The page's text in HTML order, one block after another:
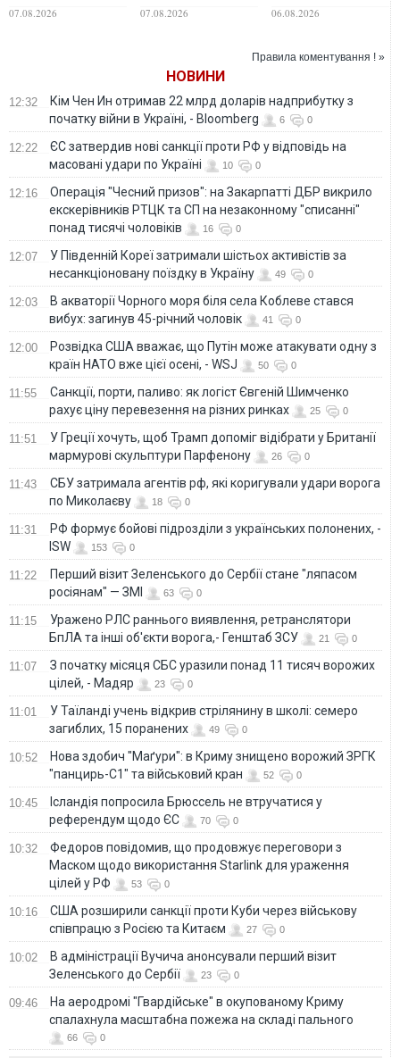
Росією та Китаєм
07.08.2026
перехоплювачі до
07.08.2026
2,5-3 місяці
обстрілів - експерт
06.08.2026
Правила коментування ! »
НОВИНИ
12:32
Кім Чен Ин отримав 22 млрд доларів надприбутку з
початку війни в Україні, - Bloomberg
6 0
12:22
ЄС затвердив нові санкції проти РФ у відповідь на
масовані удари по Україні
10 0
12:16
Операція "Чесний призов": на Закарпатті ДБР викрило
екскерівників РТЦК та СП на незаконному "списанні"
понад тисячі чоловіків
16 0
12:07
У Південній Кореї затримали шістьох активістів за
несанкціоновану поїздку в Україну
49 0
12:03
В акваторії Чорного моря біля села Коблеве стався
вибух: загинув 45-річний чоловік
41 0
12:00
Розвідка США вважає, що Путін може атакувати одну з
країн НАТО вже цієї осені, - WSJ
50 0
11:55
Санкції, порти, паливо: як логіст Євгеній Шимченко
рахує ціну перевезення на різних ринках
25 0
11:51
У Греції хочуть, щоб Трамп допоміг відібрати у Британії
мармурові скульптури Парфенону
26 0
11:43
СБУ затримала агентів рф, які коригували удари ворога
по Миколаєву
18 0
11:31
РФ формує бойові підрозділи з українських полонених, -
ISW
153 0
11:22
Перший візит Зеленського до Сербії стане "ляпасом
росіянам" — ЗМІ
63 0
11:15
Уражено РЛС раннього виявлення, ретранслятори
БпЛА та інші об'єкти ворога,- Генштаб ЗСУ
21 0
11:07
З початку місяця СБС уразили понад 11 тисяч ворожих
цілей, - Мадяр
23 0
11:01
У Таїланді учень відкрив стрілянину в школі: семеро
загиблих, 15 поранених
49 0
10:52
Нова здобич "Маґури": в Криму знищено ворожий ЗРГК
"панцирь-С1" та військовий кран
52 0
10:45
Ісландія попросила Брюссель не втручатися у
референдум щодо ЄС
70 0
10:32
Федоров повідомив, що продовжує переговори з
Маском щодо використання Starlink для ураження
цілей у РФ
53 0
10:16
США розширили санкції проти Куби через військову
співпрацю з Росією та Китаєм
27 0
10:02
В адміністрації Вучича анонсували перший візит
Зеленського до Сербії
23 0
09:46
На аеродромі "Гвардійське" в окупованому Криму
спалахнула масштабна пожежа на складі пального
66 0